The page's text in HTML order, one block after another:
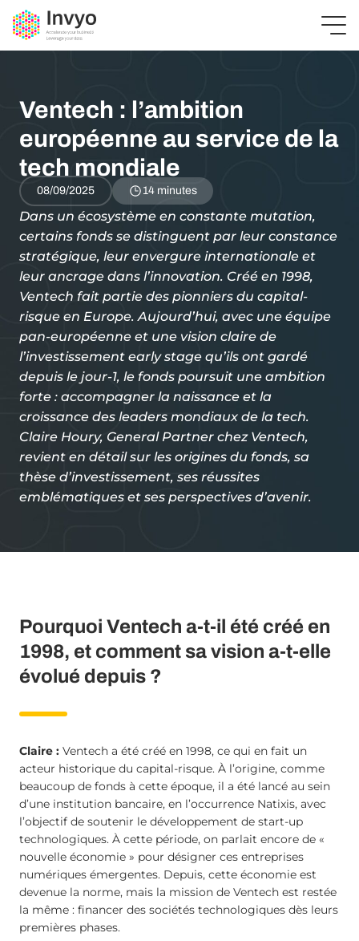
Ventech : l’ambition
européenne au service de la
tech mondiale
08/09/2025 14 minutes
Dans un écosystème en constante mutation,
certains fonds se distinguent par leur constance
stratégique, leur envergure internationale et
leur ancrage dans l’innovation. Créé en 1998,
Ventech fait partie des pionniers du capital-
risque en Europe. Aujourd’hui, avec une équipe
pan-européenne et une vision claire de
l’investissement early stage qu’ils ont gardé
depuis le jour-1, le fonds poursuit une ambition
forte : accompagner la naissance et la
croissance des leaders mondiaux de la tech.
Claire Houry, General Partner chez Ventech,
revient en détail sur les origines du fonds, sa
thèse d’investissement, ses réussites
emblématiques et ses perspectives d’avenir.
Pourquoi Ventech a-t-il été créé en
1998, et comment sa vision a-t-elle
évolué depuis ?
Claire : Ventech a été créé en 1998, ce qui en fait un
acteur historique du capital-risque. À l’origine, comme
beaucoup de fonds à cette époque, il a été lancé au sein
d’une institution bancaire, en l’occurrence Natixis, avec
l’objectif de soutenir le développement de start-up
technologiques. À cette période, on parlait encore de «
nouvelle économie » pour désigner ces entreprises
numériques émergentes. Depuis, cette économie est
devenue la norme, mais la mission de Ventech est restée
la même : financer des sociétés technologiques dès leurs
premières phases.